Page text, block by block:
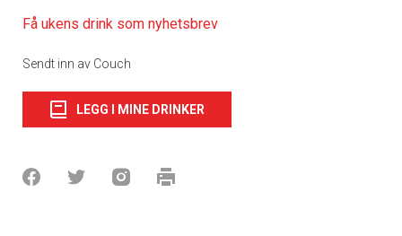
Få ukens drink som nyhetsbrev
Sendt inn av Couch
LEGG I MINE DRINKER